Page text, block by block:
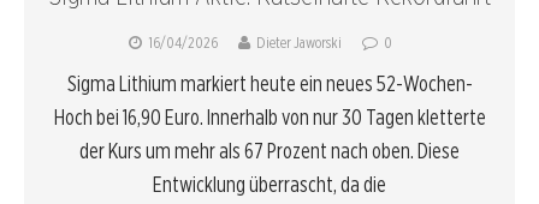
16/04/2026 Dieter Jaworski 0
Sigma Lithium markiert heute ein neues 52-Wochen-
Hoch bei 16,90 Euro. Innerhalb von nur 30 Tagen kletterte
der Kurs um mehr als 67 Prozent nach oben. Diese
Entwicklung überrascht, da die